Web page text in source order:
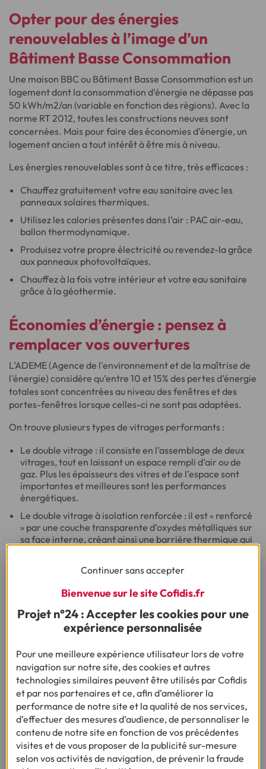
Opter pour desénergies
renouvelablesà l’image d’un
Bâtiment Basse Consommation
Une maison BBC ou Bâtiment Basse Consommation est un
logement dont la consommation d’énergie ne dépasse pas
50 kWh/m2/an (variable en fonction des régions). Avec la
norme RT 2012, toutes les constructions neuves sont
concernées. Mais pour faire des économies d’énergie, un
logement ancien a tout intérêt à être mis à niveau.
Les énergies renouvelables sont à ce titre, très efficaces :
Chauffez gratuitement votre eau sanitaire avec les
panneaux solaires thermiques.
Utilisez les calories présentes dans l’air : PAC air-eau,
ballon thermodynamique.
Produisez votre propre électricité ou revendez-la grâce
aux panneaux photovoltaïques.
Chauffez à la fois votre intérieur et votre eau sanitaire
grâce à la géothermie.
Économies d’énergie : pensez à
remplacer vos ouvertures
L’ADEME (Agence de l'environnement et de la maîtrise de
l'énergie) considère qu’entre 10 et 15% des pertes d’énergie
totales sont concentrées au niveau des fenêtres et des
portes-fenêtres lorsque celles-ci ne sont pas adaptées.
On trouve plusieurs types de vitrages performants :
Le double vitrage : il consiste en l’assemblage de deux
vitrages, tout en laissant un espace rempli d’air ou de
gaz. Plus les épaisseurs des vitres et de l’espace sont
importantes et meilleures sont les performances
énergétiques.
Le double vitrage à isolation renforcée : il est « renforcé
» par une couche transparente d’oxydes métalliques sur
sa face interne, créant ainsi une barrière thermique qui
Le triple vitrage : comme son nom l’indique, il est
que le double vitrage, augmentant d’autant son
À SAVOIR
Un changement de fenêtres n’aura pas un grand
impact si le reste de votre habitation n’est pas
correctement isolé. Vos travaux d’économies
d’énergie doivent avant tout être envisagés de
manière globale.
Continuer sans accepter
Bienvenue sur le site Cofidis.fr
Projet n°24 : Accepter les cookies pour une
expérience personnalisée
Pour une meilleure expérience utilisateur lors de votre
navigation sur notre site, des cookies et autres
technologies similaires peuvent être utilisés par Cofidis
et par nos partenaires et ce, afin d’améliorer la
performance de notre site et la qualité de nos services,
d’effectuer des mesures d’audience, de personnaliser le
contenu de notre site en fonction de vos précédentes
visites et de vous proposer de la publicité sur-mesure
selon vos activités de navigation, de prévenir la fraude